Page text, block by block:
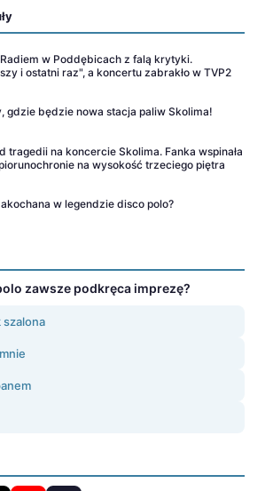
w Poddębicach z falą krytyki.
i ostatni raz", a koncertu zabrakło w TVP2
gdzie będzie nowa stacja paliw Skolima!
tragedii na koncercie Skolima. Fanka wspinała
na wysokość trzeciego piętra
w legendzie disco polo?
zawsze podkręca imprezę?
szalona